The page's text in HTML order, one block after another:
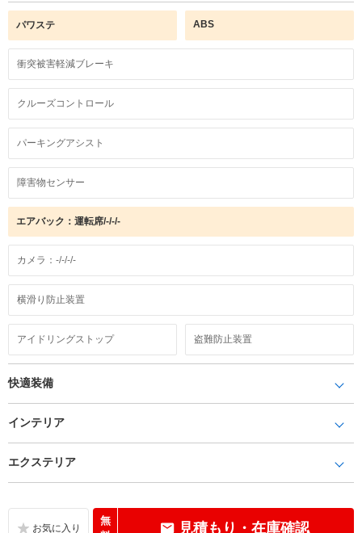
パワステ ABS
衝突被害軽減ブレーキ
クルーズコントロール
パーキングアシスト
障害物センサー
エアバック：運転席/-/-/-
カメラ：-/-/-/-
横滑り防止装置
アイドリングストップ 盗難防止装置
快適装備
インテリア
エクステリア
無
見積もり・在庫確認